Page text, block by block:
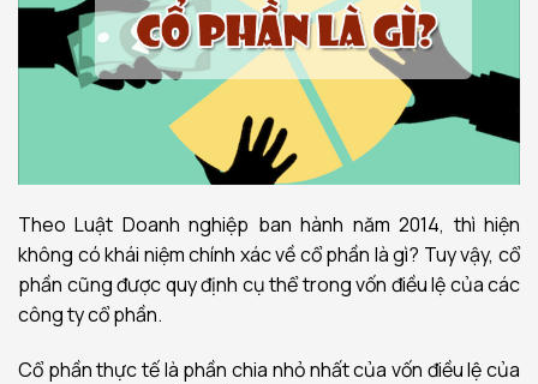
Theo Luật Doanh nghiệp ban hành năm 2014, thì hiện
không có khái niệm chính xác về cổ phần là gì? Tuy vậy, cổ
phần cũng được quy định cụ thể trong vốn điều lệ của các
công ty cổ phần.
Cổ phần thực tế là phần chia nhỏ nhất của vốn điều lệ của